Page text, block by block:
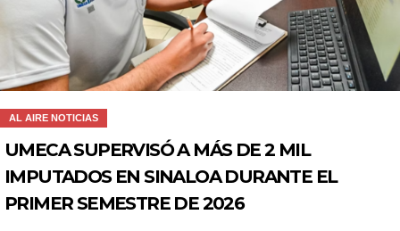
AL AIRE NOTICIAS
UMECA SUPERVISÓ A MÁS DE 2 MIL
IMPUTADOS EN SINALOA DURANTE EL
PRIMER SEMESTRE DE 2026